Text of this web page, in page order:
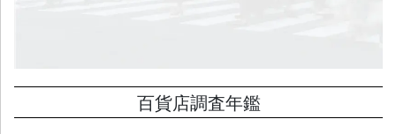
百貨店調査年鑑